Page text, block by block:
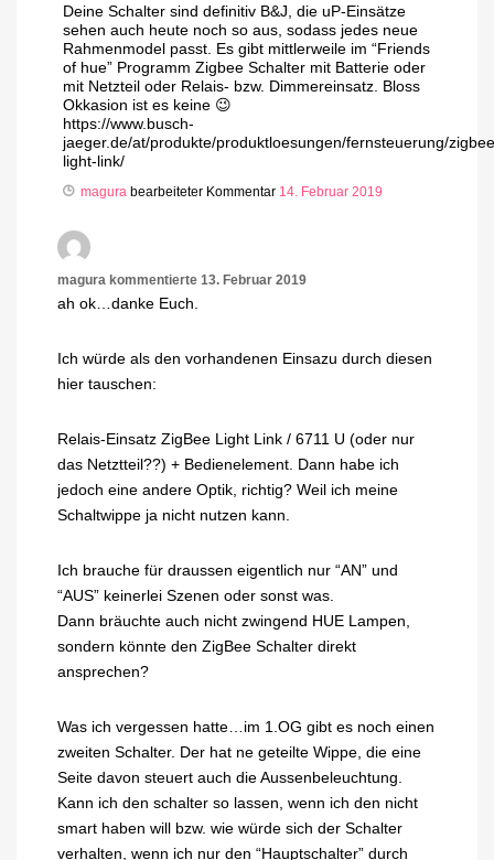
Deine Schalter sind definitiv B&J, die uP-Einsätze
sehen auch heute noch so aus, sodass jedes neue
Rahmenmodel passt. Es gibt mittlerweile im “Friends
of hue” Programm Zigbee Schalter mit Batterie oder
mit Netzteil oder Relais- bzw. Dimmereinsatz. Bloss
Okkasion ist es keine 😉
https://www.busch-
jaeger.de/at/produkte/produktloesungen/fernsteuerung/
light-link/
magura bearbeiteter Kommentar 14. Februar 2019
magura kommentierte 13. Februar 2019
ah ok…danke Euch.
Ich würde als den vorhandenen Einsazu durch diesen
hier tauschen:
Relais-Einsatz ZigBee Light Link / 6711 U (oder nur
das Netztteil??) + Bedienelement. Dann habe ich
jedoch eine andere Optik, richtig? Weil ich meine
Schaltwippe ja nicht nutzen kann.
Ich brauche für draussen eigentlich nur “AN” und
“AUS” keinerlei Szenen oder sonst was.
Dann bräuchte auch nicht zwingend HUE Lampen,
sondern könnte den ZigBee Schalter direkt
ansprechen?
Was ich vergessen hatte…im 1.OG gibt es noch einen
zweiten Schalter. Der hat ne geteilte Wippe, die eine
Seite davon steuert auch die Aussenbeleuchtung.
Kann ich den schalter so lassen, wenn ich den nicht
smart haben will bzw. wie würde sich der Schalter
verhalten, wenn ich nur den “Hauptschalter” durch